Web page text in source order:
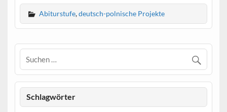
Abiturstufe,deutsch-polnische Projekte
Schlagwörter